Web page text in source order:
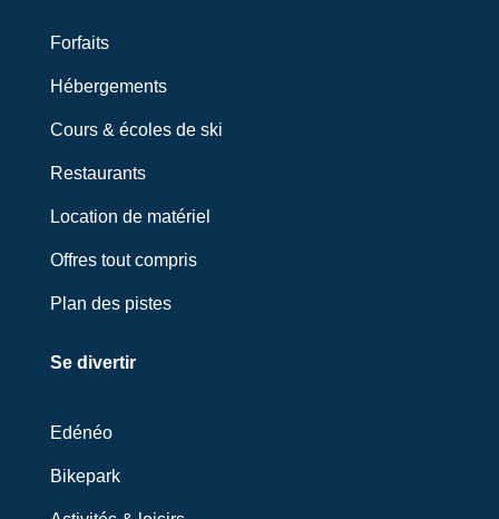
Forfaits
Hébergements
Cours & écoles de ski
Restaurants
Location de matériel
Offres tout compris
Plan des pistes
Se divertir
Edénéo
Bikepark